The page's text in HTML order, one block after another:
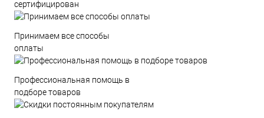
сертифицирован
Принимаем все способы
оплаты
Профессиональная помощь в
подборе товаров